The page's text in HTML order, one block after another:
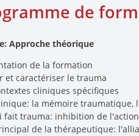
de
Approche théorique
de la formation
et caractériser le trauma
cliniques spécifiques
la mémoire traumatique,
fait trauma: inhibition de
de la thérapeutique: